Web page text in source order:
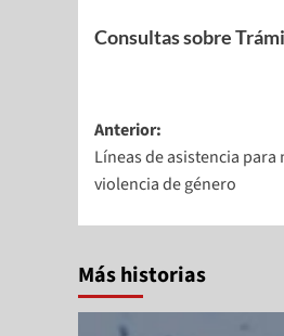
Consultas sobre
Anterior:
Líneas de asistencia para
violencia de género
Más historias